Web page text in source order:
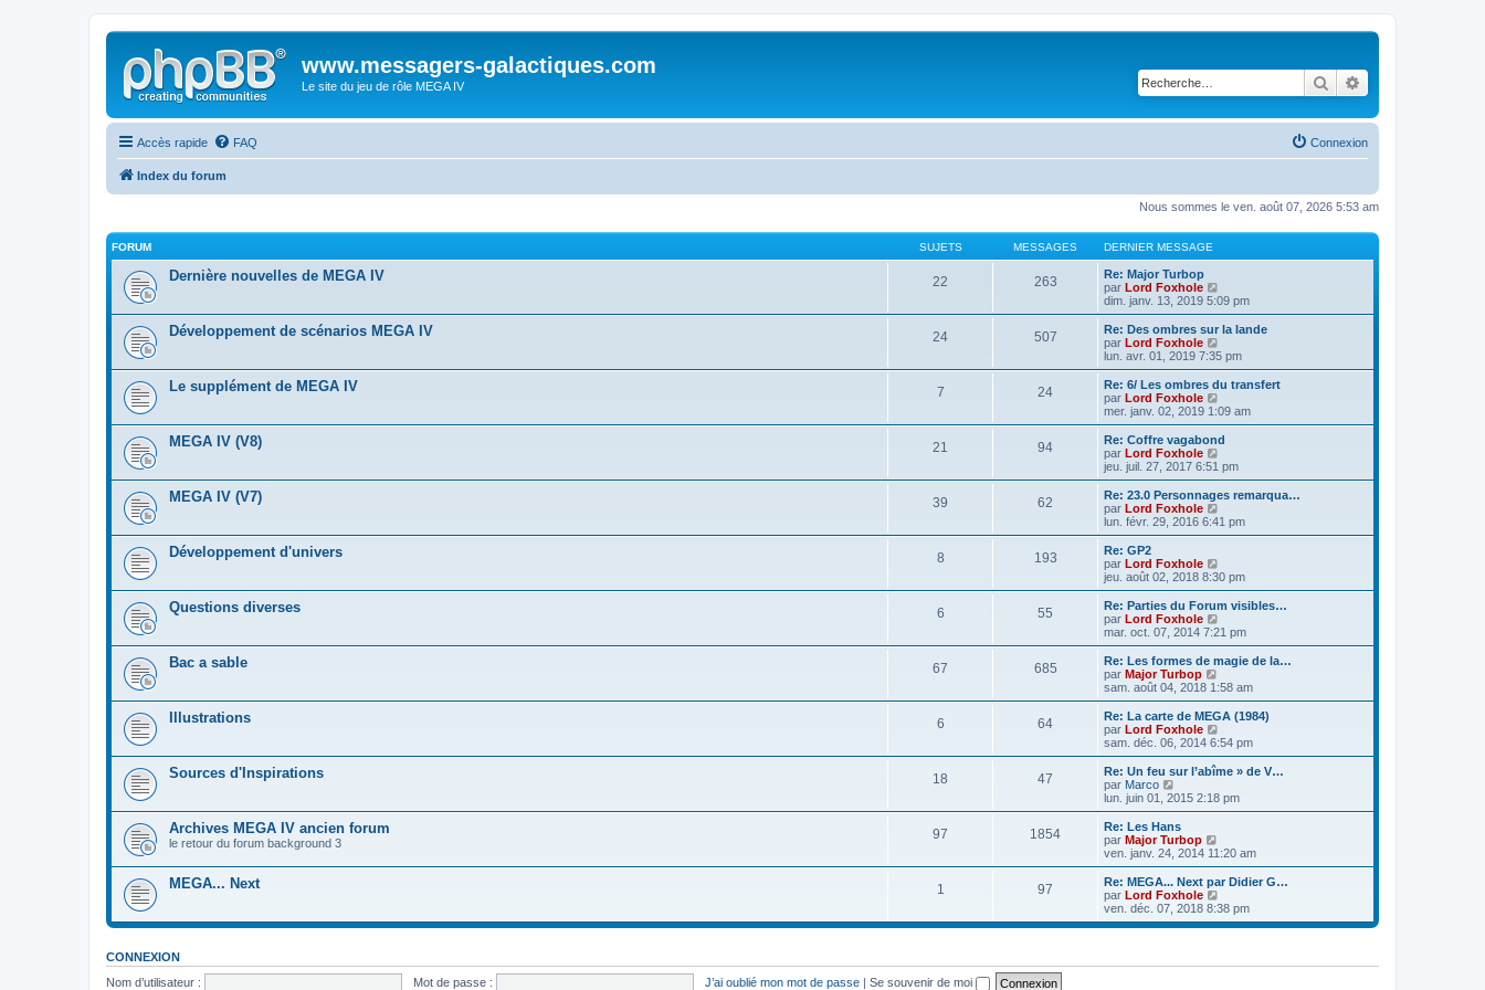
www.messagers-galactiques.com
Le site du jeu de rôle MEGA IV Rechercher
Accès rapide FAQ Connexion
Index du forum
Nous sommes le ven. août 07, 2026 5:53 am
FORUM SUJETS MESSAGES DERNIER MESSAGE
Dernière nouvelles de MEGA IV 22 263
Re: Major Turbop
par Lord Foxhole
o
i
r
e
d
r
n
i
r
e
s
s
g
e
dim. janv. 13, 2019 5:09 pm
Développement de scénarios MEGA IV 24 507
Re: Des ombres sur la lande
par Lord Foxhole
o
i
r
e
e
r
r
e
s
g
e
lun. avr. 01, 2019 7:35 pm
Le supplément de MEGA IV 7 24
Re: 6/ Les ombres du transfert
par Lord Foxhole
o
i
r
e
d
r
n
i
e
s
s
g
e
mer. janv. 02, 2019 1:09 am
MEGA IV (V8) 21 94
Re: Coffre vagabond
par Lord Foxhole
o
i
r
e
n
i
r
e
s
s
g
e
jeu. juil. 27, 2017 6:51 pm
MEGA IV (V7) 39 62
Re: 23.0 Personnages remarqua…
par Lord Foxhole
o
i
e
r
n
i
r
e
s
s
g
e
lun. févr. 29, 2016 6:41 pm
Développement d'univers 8 193
Re: GP2
par Lord Foxhole
o
i
r
e
r
n
i
r
e
s
s
g
e
jeu. août 02, 2018 8:30 pm
Questions diverses 6 55
Re: Parties du Forum visibles…
par Lord Foxhole
o
i
r
e
e
r
n
i
r
e
s
g
e
mar. oct. 07, 2014 7:21 pm
Bac a sable 67 685
Re: Les formes de magie de la…
par Major Turbop
o
i
r
e
r
n
i
e
s
s
g
e
sam. août 04, 2018 1:58 am
Illustrations 6 64
Re: La carte de MEGA (1984)
par Lord Foxhole
o
i
r
e
d
n
i
r
e
s
g
sam. déc. 06, 2014 6:54 pm
Sources d'Inspirations 18 47
Re: Un feu sur l’abîme » de V…
par Marco
o
i
r
l
e
e
r
n
i
e
e
lun. juin 01, 2015 2:18 pm
Archives MEGA IV ancien forum
le retour du forum background 3
97 1854
Re: Les Hans
par Major Turbop
o
i
r
e
e
i
ven. janv. 24, 2014 11:20 am
MEGA... Next 1 97
Re: MEGA... Next par Didier G…
par Lord Foxhole
o
i
ven. déc. 07, 2018 8:38 pm
CONNEXION
Nom d’utilisateur :
Mot de passe : J’ai oublié mon mot de passe | Se souvenir de moi